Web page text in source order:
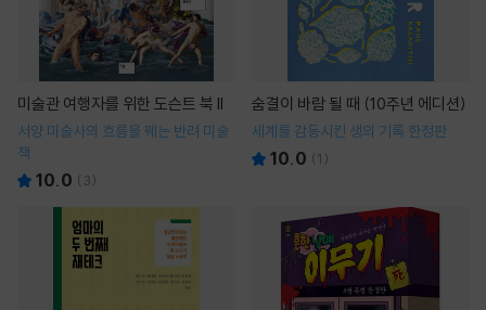
미술관 여행자를 위한 도슨트 북 II
서양 미술사의 흐름을 꿰는 반려 미술
책
10.0 ( 3)
숨결이 바람 될 때 (10주년 에디션)
세계를 감동시킨 생의 기록 한정판
10.0 (1 )